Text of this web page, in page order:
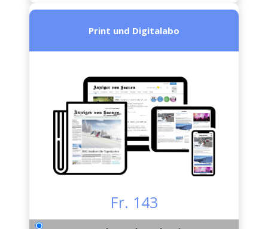
Print und Digitalabo
Fr. 143